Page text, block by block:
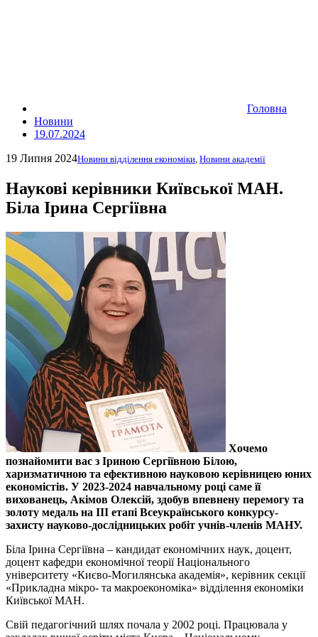
Головна
Новини
19.07.2024
19 Липня 2024Новини відділення економіки, Новини академії
Наукові керівники Київської МАН.
Біла Ірина Сергіївна
Хочемо
познайомити вас з Іриною Сергіївною Білою,
харизматичною та ефективною науковою керівницею юних
економістів. У 2023-2024 навчальному році саме її
вихованець, Акімов Олексій, здобув впевнену перемогу та
золоту медаль на III етапі Всеукраїнського конкурсу-
захисту науково-дослідницьких робіт учнів-членів МАНУ.
Біла Ірина Сергіївна – кандидат економічних наук, доцент,
доцент кафедри економічної теорії Національного
університету «Києво-Могилянська академія», керівник секції
«Прикладна мікро- та макроекономіка» відділення економіки
Київської МАН.
Свій педагогічний шлях почала у 2002 році. Працювала у